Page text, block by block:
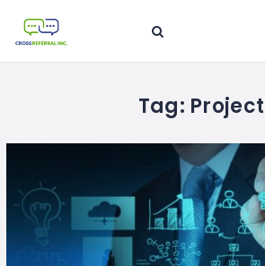
Tag: Project